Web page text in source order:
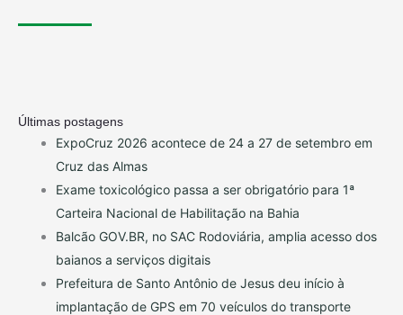
Últimas postagens
ExpoCruz 2026 acontece de 24 a 27 de setembro em
Cruz das Almas
Exame toxicológico passa a ser obrigatório para 1ª
Carteira Nacional de Habilitação na Bahia
Balcão GOV.BR, no SAC Rodoviária, amplia acesso dos
baianos a serviços digitais
Prefeitura de Santo Antônio de Jesus deu início à
implantação de GPS em 70 veículos do transporte